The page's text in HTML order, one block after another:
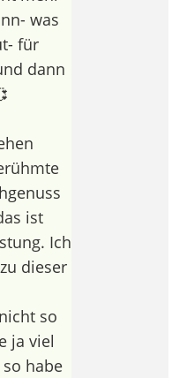
was
für
dann
ist
Ich
dieser
so
ja viel
habe